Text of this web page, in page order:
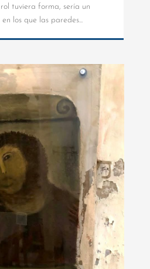
tuviera forma, sería un
los que las paredes...